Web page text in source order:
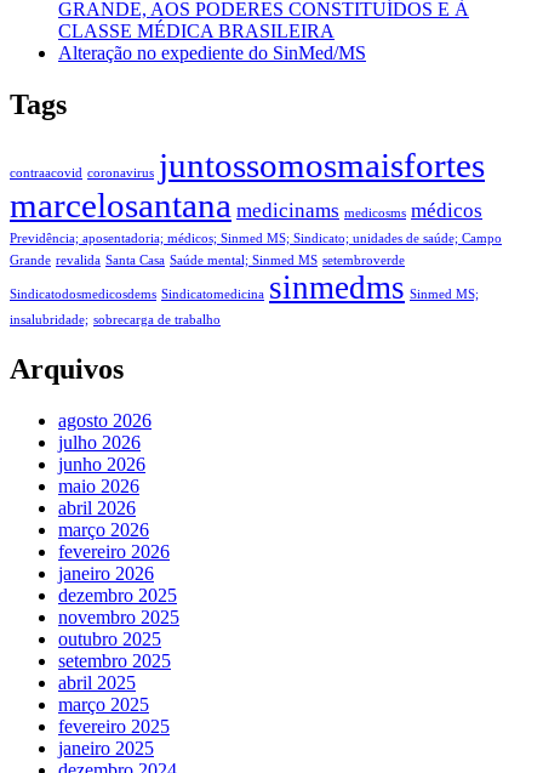
GRANDE, AOS PODERES CONSTITUÍDOS E À
CLASSE MÉDICA BRASILEIRA
Alteração no expediente do SinMed/MS
Tags
contraacovid coronavirus juntossomosmaisfortes
marcelosantana medicinams medicosms médicos
Previdência; aposentadoria; médicos; Sinmed MS; Sindicato; unidades de saúde; Campo
Grande revalida Santa Casa Saúde mental; Sinmed MS setembroverde
Sindicatodosmedicosdems Sindicatomedicina sinmedms Sinmed MS;
insalubridade; sobrecarga de trabalho
Arquivos
agosto 2026
julho 2026
junho 2026
maio 2026
abril 2026
março 2026
fevereiro 2026
janeiro 2026
dezembro 2025
novembro 2025
outubro 2025
setembro 2025
abril 2025
março 2025
fevereiro 2025
janeiro 2025